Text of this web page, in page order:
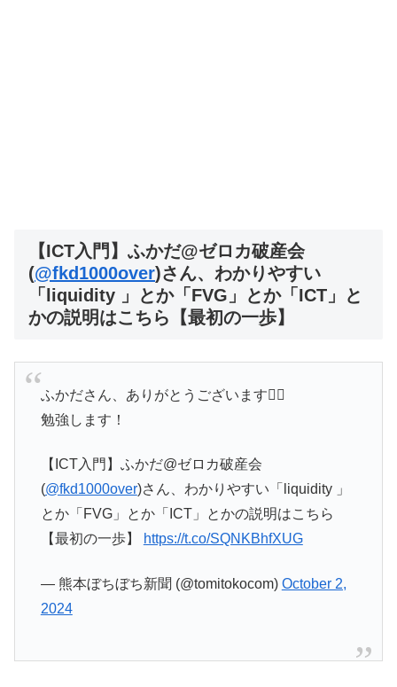
【ICT入門】ふかだ@ゼロカ破産会
(@fkd1000over)さん、わかりやすい
「liquidity 」とか「FVG」とか「ICT」と
かの説明はこちら【最初の一歩】
ふかださん、ありがとうございます🙇‍♂️
勉強します！
【ICT入門】ふかだ@ゼロカ破産会
(@fkd1000over)さん、わかりやすい「liquidity 」
とか「FVG」とか「ICT」とかの説明はこちら
【最初の一歩】
https://t.co/SQNKBhfXUG
— 熊本ぼちぼち新聞 (@tomitokocom) October 2,
2024